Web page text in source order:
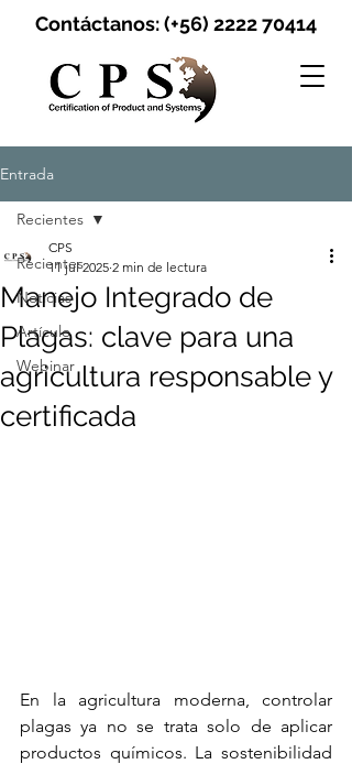
Contáctanos: (+56) 2222 70414
Entrada
Recientes
Noticias
Artículo
Webinar
Recientes
Manejo Integrado de
Plagas: clave para una
agricultura responsable y
certificada
CPS
11 jul 2025 2 min de lectura
En la agricultura moderna, controlar
plagas ya no se trata solo de aplicar
productos químicos. La sostenibilidad